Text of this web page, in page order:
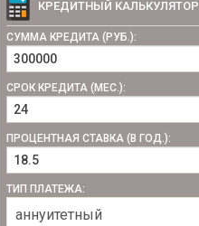
КРЕДИТНЫЙ КАЛЬКУЛЯТОР
СУММА КРЕДИТА (РУБ.):
СРОК КРЕДИТА (МЕС.):
ПРОЦЕНТНАЯ СТАВКА (В ГОД.):
ТИП ПЛАТЕЖА: